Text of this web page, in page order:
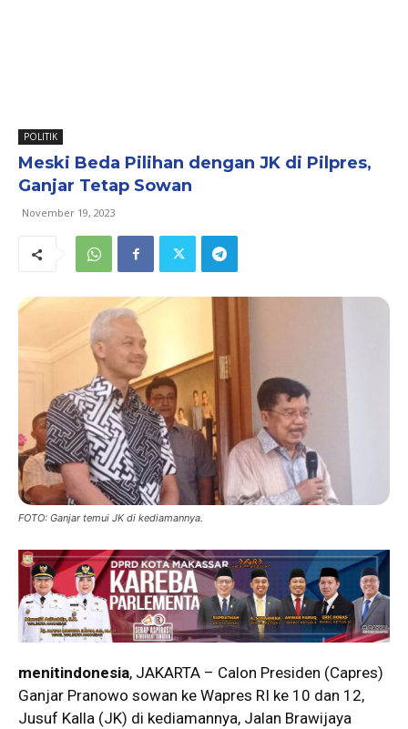
POLITIK
Meski Beda Pilihan dengan JK di Pilpres,
Ganjar Tetap Sowan
November 19, 2023
FOTO: Ganjar temui JK di kediamannya.
menitindonesia, JAKARTA – Calon Presiden (Capres)
Ganjar Pranowo sowan ke Wapres RI ke 10 dan 12,
Jusuf Kalla (JK) di kediamannya, Jalan Brawijaya